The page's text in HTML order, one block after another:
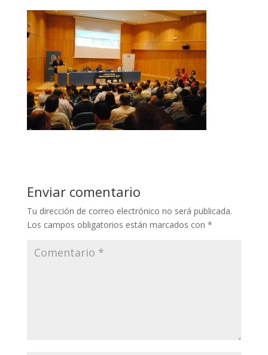
Enviar comentario
Tu dirección de correo electrónico no será publicada.
Los campos obligatorios están marcados con *